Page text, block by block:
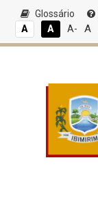
Glossário
A
A A- A